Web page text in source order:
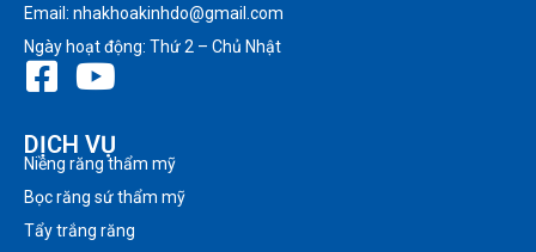
Email: nhakhoakinhdo@gmail.com
Ngày hoạt động: Thứ 2 – Chủ Nhật
DỊCH VỤ
Niềng răng thẩm mỹ
Bọc răng sứ thẩm mỹ
Tẩy trắng răng